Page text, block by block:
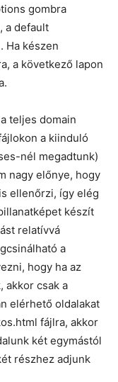
gombra
a default
Ha készen
a következő lapon
teljes domain
a kiinduló
nél megadtunk)
nagy előnye, hogy
ellenőrzi, így elég
készít
relatívvá
a
hogy ha az
akkor csak a
elérhető oldalakat
fájlra, akkor
két egymástól
részhez adjunk